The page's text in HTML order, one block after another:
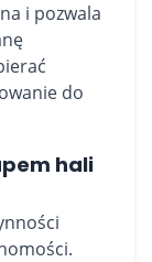
i pozwala
do
hali